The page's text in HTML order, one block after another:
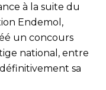
à la suite du
Endemol,
un concours
national, entre
sa